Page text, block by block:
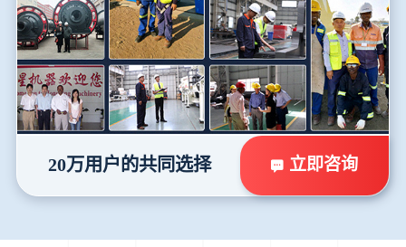
20万用户的共同选择 立即咨询